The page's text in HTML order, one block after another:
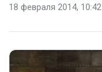
18 февраля 2014, 10:42